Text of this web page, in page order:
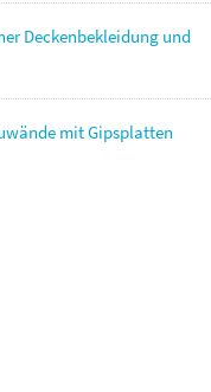
Deckenbekleidung und
mit Gipsplatten